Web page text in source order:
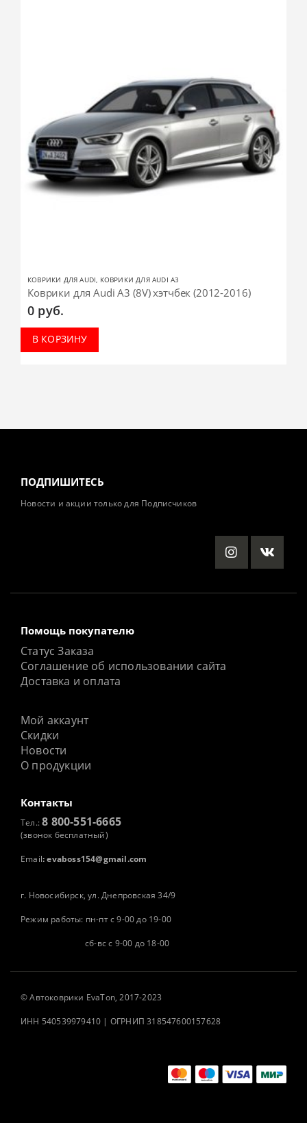
КОВРИКИ ДЛЯ AUDI, КОВРИКИ ДЛЯ AUDI A3
Коврики для Audi A3 (8V) хэтчбек (2012-2016)
0 руб.
В КОРЗИНУ
ПОДПИШИТЕСЬ
Новости и акции только для Подписчиков
Помощь покупателю
Статус Заказа
Соглашение об использовании сайта
Доставка и оплата
Мой аккаунт
Скидки
Новости
О продукции
Контакты
Тел.:8 800-551-6665
(звонок бесплатный)
Email: evaboss154@gmail.com
г. Новосибирск, ул. Днепровская 34/9
Режим работы: пн-пт с 9-00 до 19-00
сб-вс с 9-00 до 18-00
©Автоковрики EvaTon, 2017-2023
ИНН 540539979410 | ОГРНИП 318547600157628